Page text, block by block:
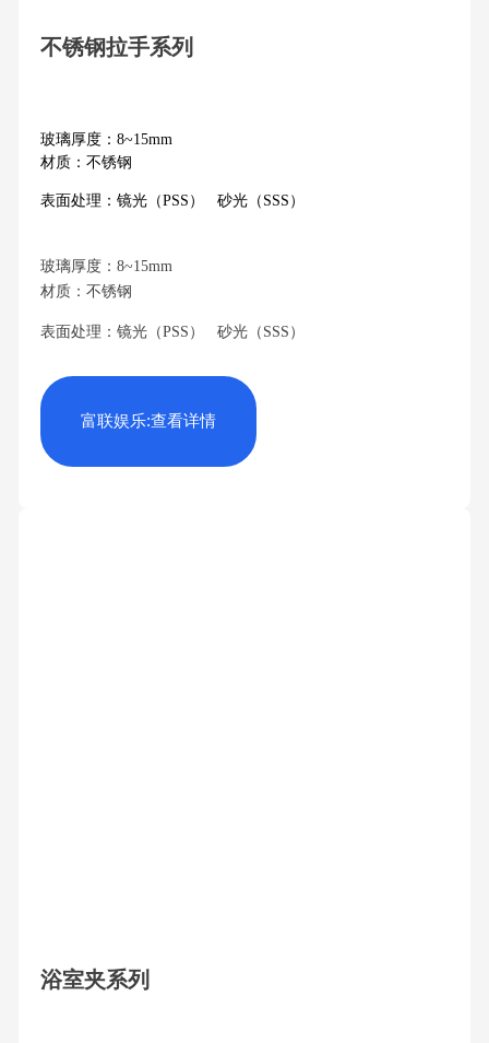
不锈钢拉手系列
玻璃厚度：8~15mm
材质：不锈钢
表面处理：镜光（PSS） 砂光（SSS）
玻璃厚度：8~15mm
材质：不锈钢
表面处理：镜光（PSS） 砂光（SSS）
富联娱乐:查看详情
浴室夹系列